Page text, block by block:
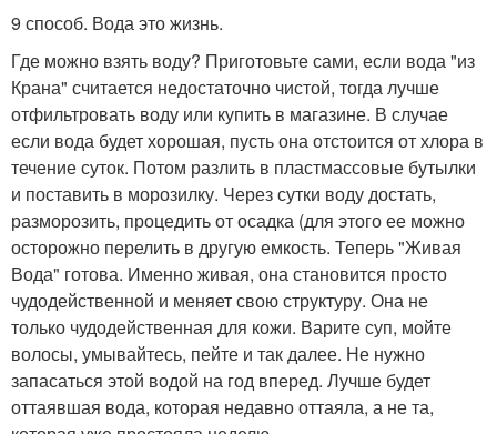
9 способ. Вода это жизнь.
Где можно взять воду? Приготовьте сами, если вода "из
Крана" считается недостаточно чистой, тогда лучше
отфильтровать воду или купить в магазине. В случае
если вода будет хорошая, пусть она отстоится от хлора в
течение суток. Потом разлить в пластмассовые бутылки
и поставить в морозилку. Через сутки воду достать,
разморозить, процедить от осадка (для этого ее можно
осторожно перелить в другую емкость. Теперь "Живая
Вода" готова. Именно живая, она становится просто
чудодейственной и меняет свою структуру. Она не
только чудодейственная для кожи. Варите суп, мойте
волосы, умывайтесь, пейте и так далее. Не нужно
запасаться этой водой на год вперед. Лучше будет
оттаявшая вода, которая недавно оттаяла, а не та,